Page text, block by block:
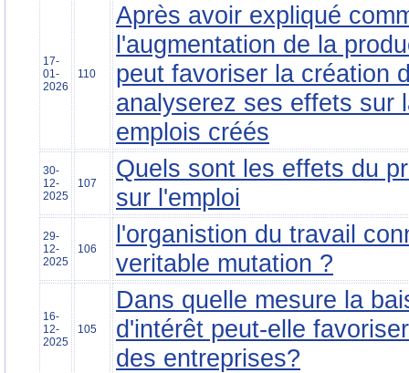
17-
01-
2026
110
Après avoir expliqué
l'augmentation de la
peut favoriser la création
analyserez ses effets sur
emplois créés
30-
12-
2025
107
Quels sont les effets du
sur l'emploi
29-
12-
2025
106
l'organistion du travail
veritable mutation ?
16-
12-
2025
105
Dans quelle mesure la
d'intérêt peut-elle
des entreprises?